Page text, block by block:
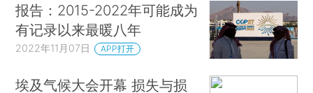
报告：2015-2022年可能成为
有记录以来最暖八年
2022年11月07日 APP打开
埃及气候大会开幕 损失与损